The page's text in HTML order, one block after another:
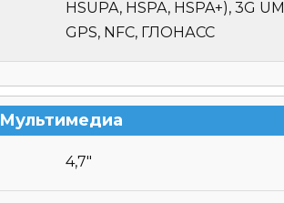
HSUPA, HSPA, HSPA+), 3G
GPS, NFC, ГЛОНАСС
Мультимедиа
4,7″